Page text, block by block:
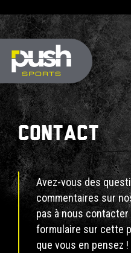
Contact
Avez-vous des
commentaires sur
pas à nous contacter
formulaire sur cette
que vous en pensez